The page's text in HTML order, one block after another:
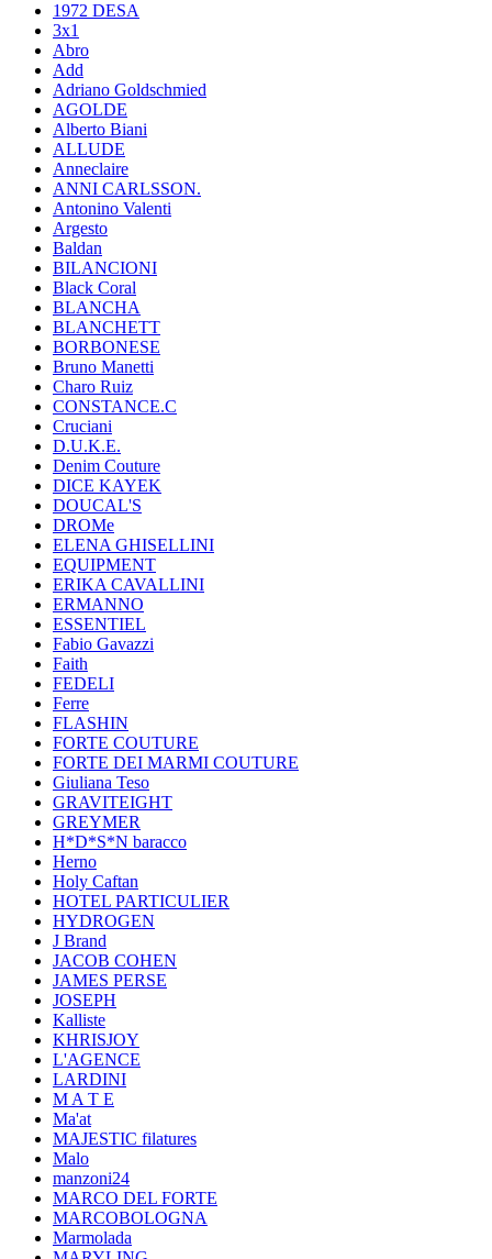
1972 DESA
3x1
Abro
Add
Adriano Goldschmied
AGOLDE
Alberto Biani
ALLUDE
Anneclaire
ANNI CARLSSON.
Antonino Valenti
Argesto
Baldan
BILANCIONI
Black Coral
BLANCHA
BLANCHETT
BORBONESE
Bruno Manetti
Charo Ruiz
CONSTANCE.C
Cruciani
D.U.K.E.
Denim Couture
DICE KAYEK
DOUCAL'S
DROMe
ELENA GHISELLINI
EQUIPMENT
ERIKA CAVALLINI
ERMANNO
ESSENTIEL
Fabio Gavazzi
Faith
FEDELI
Ferre
FLASHIN
FORTE COUTURE
FORTE DEI MARMI COUTURE
Giuliana Teso
GRAVITEIGHT
GREYMER
H*D*S*N baracco
Herno
Holy Caftan
HOTEL PARTICULIER
HYDROGEN
J Brand
JACOB COHEN
JAMES PERSE
JOSEPH
Kalliste
KHRISJOY
L'AGENCE
LARDINI
M A T E
Ma'at
MAJESTIC filatures
Malo
manzoni24
MARCO DEL FORTE
MARCOBOLOGNA
Marmolada